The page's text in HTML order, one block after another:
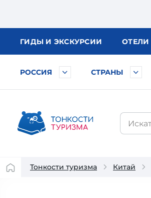
ГИДЫ И ЭКСКУРСИИ ОТЕЛИ
РОССИЯ СТРАНЫ
Тонкости туризма Китай